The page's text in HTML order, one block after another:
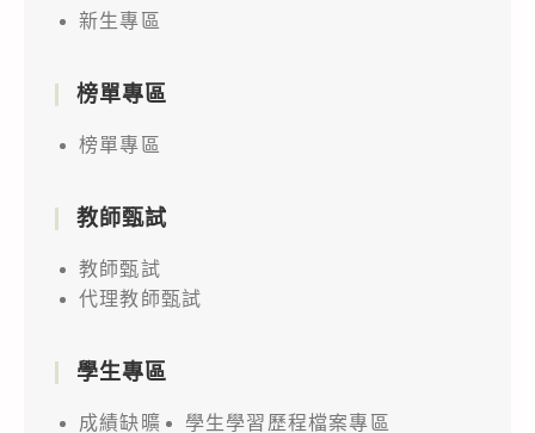
新生專區
榜單專區
榜單專區
教師甄試
教師甄試
代理教師甄試
學生專區
成績缺曠 學生學習歷程檔案專區